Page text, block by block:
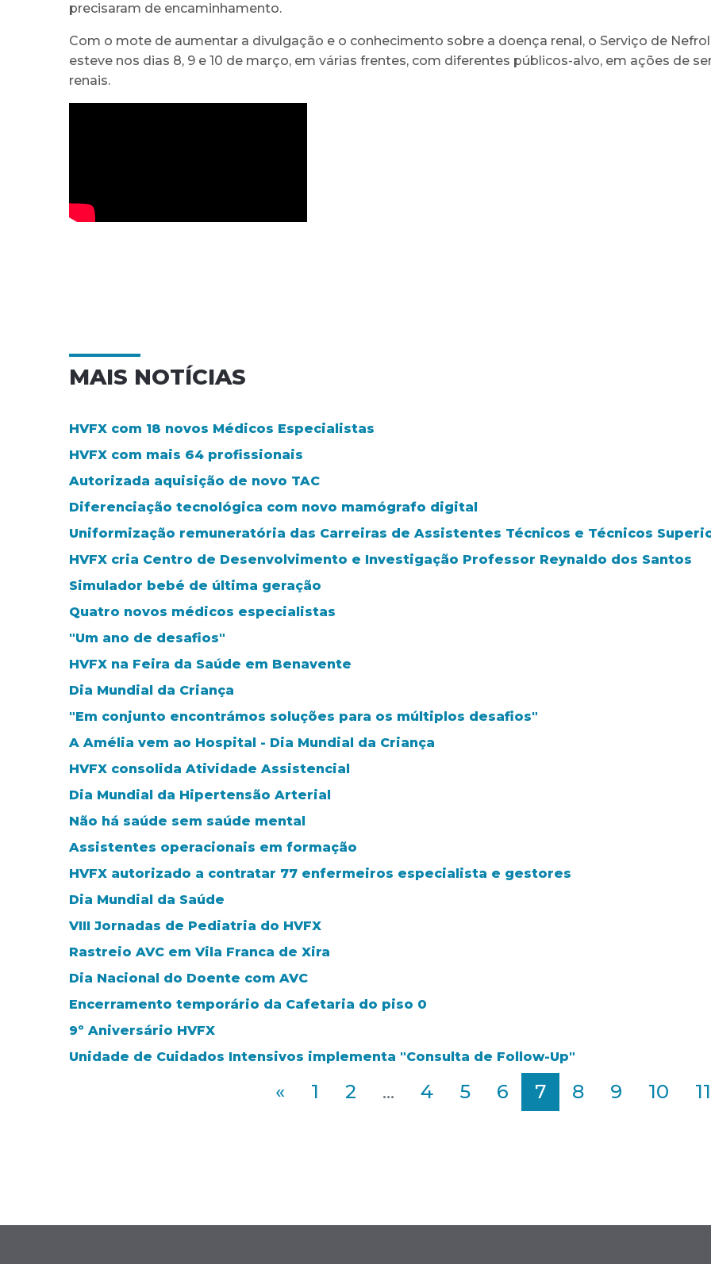
precisaram de encaminhamento.
Com o mote de aumentar a divulgação e o conhecimento sobre a doença renal, o Serviço de
esteve nos dias 8, 9 e 10 de março, em várias frentes, com diferentes públicos-alvo, em ações de
renais.
MAIS NOTÍCIAS
HVFX com 18 novos Médicos Especialistas
HVFX com mais 64 profissionais
Autorizada aquisição de novo TAC
Diferenciação tecnológica com novo mamógrafo digital
Uniformização remuneratória das Carreiras de Assistentes Técnicos e Técnicos
HVFX cria Centro de Desenvolvimento e Investigação Professor Reynaldo dos Santos
Simulador bebé de última geração
Quatro novos médicos especialistas
"Um ano de desafios"
HVFX na Feira da Saúde em Benavente
Dia Mundial da Criança
"Em conjunto encontrámos soluções para os múltiplos desafios"
A Amélia vem ao Hospital - Dia Mundial da Criança
HVFX consolida Atividade Assistencial
Dia Mundial da Hipertensão Arterial
Não há saúde sem saúde mental
Assistentes operacionais em formação
HVFX autorizado a contratar 77 enfermeiros especialista e gestores
Dia Mundial da Saúde
VIII Jornadas de Pediatria do HVFX
Rastreio AVC em Vila Franca de Xira
Dia Nacional do Doente com AVC
Encerramento temporário da Cafetaria do piso 0
9º Aniversário HVFX
Unidade de Cuidados Intensivos implementa "Consulta de Follow-Up"
« 1 2 ... 4 5 6 7 8 9 10 11